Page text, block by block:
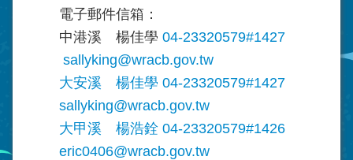
電子郵件信箱：
中港溪 楊佳學04-23320579#1427
sallyking@wracb.gov.tw
大安溪 楊佳學 04-23320579#1427
sallyking@wracb.gov.tw
大甲溪楊浩銓 04-23320579#1426
eric0406@wracb.gov.tw